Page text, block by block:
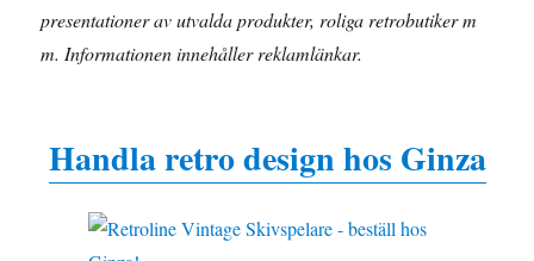
presentationer av utvalda produkter, roliga retrobutiker m
m. Informationen innehåller reklamlänkar.
Handla retro design hos Ginza